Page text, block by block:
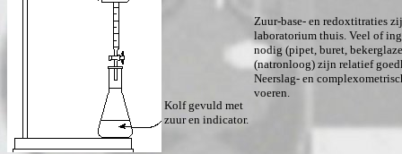
Zuur-base- en redoxtitraties
laboratorium thuis. Veel of
nodig (pipet, buret,
(natronloog) zijn relatief
Neerslag- en
voeren.
Kolf gevuld met
zuur en indicator.